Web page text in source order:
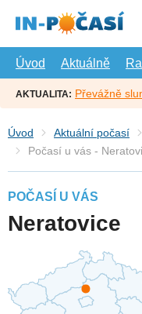
hlavní
Úvod
Aktuálně
AKTUALITA: Převážně
Úvod Aktuální počasí
Počasí u vás -
POČASÍ U VÁS
Neratovice